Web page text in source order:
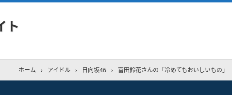
ト
ホーム › アイドル › 日向坂46 › 富田鈴花さんの「冷めてもおいしいもの」